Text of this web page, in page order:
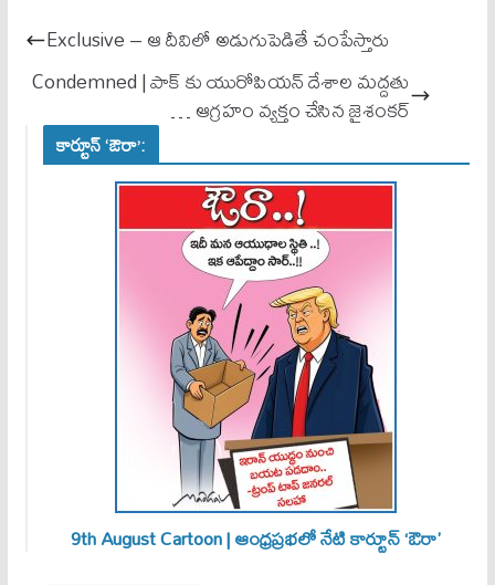
ok A
pp
Exclusive – ఆ దీవిలో అడుగుపెడితే చంపేస్తారు
Condemned | పాక్ కు యురోపియ‌న్ దేశాల మ‌ద్ద‌తు
… ఆగ్ర‌హం వ్య‌క్తం చేసిన జైశంక‌ర్
కార్టూన్ ‘ఔరా’:
9th August Cartoon | ఆంధ్రప్రభలో నేటి కార్టూన్ ‘ఔరా’